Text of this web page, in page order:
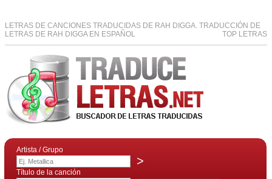
LETRAS DE CANCIONES TRADUCIDAS DE RAH DIGGA. TRADUCCIÓN DE
LETRAS DE RAH DIGGA EN ESPAÑOL
TOP LETRAS
Artista / Grupo
>
Título de la canción